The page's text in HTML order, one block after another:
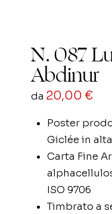
N. 087
Abdinur
da 20,00 €
Poster
Giclée in
Carta Fine
ISO 9706
Timbrato a